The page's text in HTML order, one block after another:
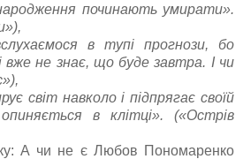
починають умирати».
в тупі прогнози, бо
вже не знає, що буде завтра. І чи
світ навколо і підпрягає своїй
в клітці». («Острів
А чи не є Любов Пономаренко